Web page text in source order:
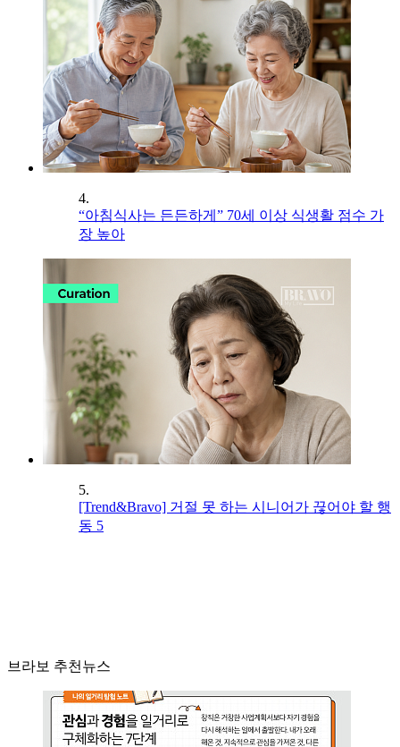
4.
“아침식사는 든든하게” 70세 이상 식생활 점수 가
장 높아
5.
[Trend&Bravo] 거절 못 하는 시니어가 끊어야 할 행
동 5
브라보 추천뉴스